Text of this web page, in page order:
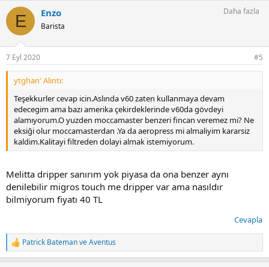
k
l
E Enzo
Barista
Daha fazla
7 Eyl 2020 #5
ytghan' Alıntı:
Teşekkurler cevap icin.Aslında v60 zaten kullanmaya devam
edecegim ama bazı amerika çekirdeklerinde v60da gövdeyi
alamıyorum.O yuzden moccamaster benzeri fincan veremez mi? Ne
eksiği olur moccamasterdan .Ya da aeropress mi almaliyim kararsiz
kaldim.Kalitayi filtreden dolayi almak istemiyorum.
Melitta dripper sanırım yok piyasa da ona benzer aynı
denilebilir migros touch me dripper var ama nasıldır
bilmiyorum fiyatı 40 TL
Cevapla
T
e
Patrick BatemanveAventus